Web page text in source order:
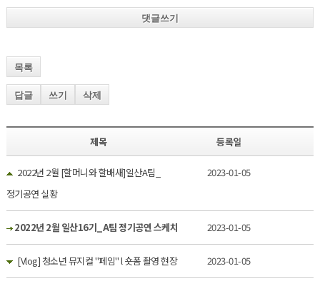
댓글쓰기
목록
답글 쓰기 삭제
제목 등록일
2022년 2월 [할머니와 할배새]일산A팀_
정기공연 실황
2023-01-05
2022년 2월 일산16기_A팀 정기공연 스케치 2023-01-05
[Vlog] 청소년 뮤지컬 "페임" l 숏폼 촬영 현장 2023-01-05